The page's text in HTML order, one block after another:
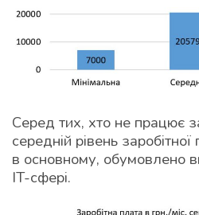
Серед тих, хто не працює
середній рівень
в основному, обумовлено
IT-сфері.